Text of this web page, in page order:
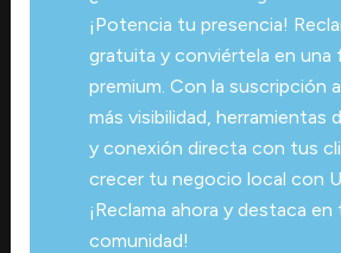
¡Potencia tu presencia!
gratuita y conviértela en una
premium. Con la suscripción
más visibilidad, herramientas
y conexión directa con tus
crecer tu negocio local con
¡Reclama ahora y destaca en
comunidad!